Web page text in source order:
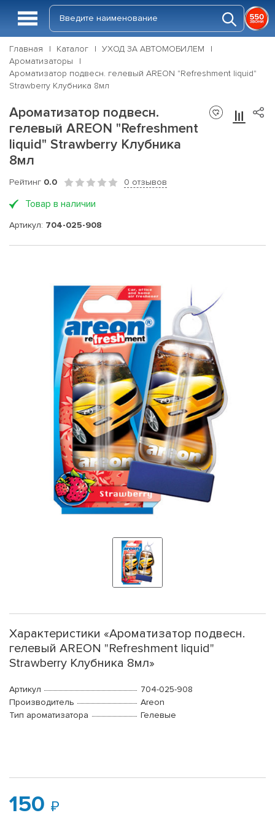
Главная Каталог
УХОД ЗА АВТОМОБИЛЕМ
Ароматизаторы
Ароматизатор подвесн. гелевый AREON "Refreshment liquid"
Strawberry Клубника 8мл
Ароматизатор подвесн.
гелевый AREON "Refreshment
liquid" Strawberry Клубника
8мл
Рейтинг 0.0 0 отзывов
Товар в наличии
Артикул: 704-025-908
Характеристики «Ароматизатор подвесн.
гелевый AREON "Refreshment liquid"
Strawberry Клубника 8мл»
Артикул
704-025-908
Производитель
Areon
Тип ароматизатора
Гелевые
150